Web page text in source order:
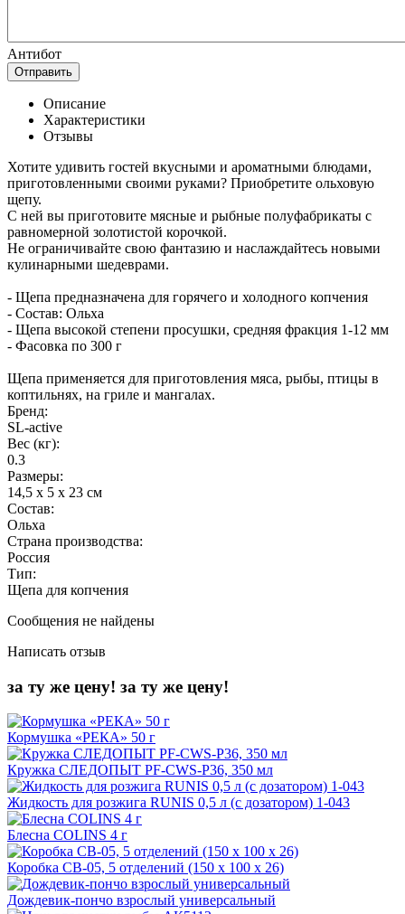
Антибот
Отправить
Описание
Характеристики
Отзывы
Хотите удивить гостей вкусными и ароматными блюдами,
приготовленными своими руками? Приобретите ольховую
щепу.
С ней вы приготовите мясные и рыбные полуфабрикаты с
равномерной золотистой корочкой.
Не ограничивайте свою фантазию и наслаждайтесь новыми
кулинарными шедеврами.
- Щепа предназначена для горячего и холодного копчения
- Состав: Ольха
- Щепа высокой степени просушки, средняя фракция 1-12 мм
- Фасовка по 300 г
Щепа применяется для приготовления мяса, рыбы, птицы в
коптильнях, на гриле и мангалах.
Бренд:
SL-active
Вес (кг):
0.3
Размеры:
14,5 х 5 х 23 см
Состав:
Ольха
Страна производства:
Россия
Тип:
Щепа для копчения
Сообщения не найдены
Написать отзыв
за ту же цену! за ту же цену!
Кормушка «РЕКА» 50 г
Кружка СЛЕДОПЫТ PF-CWS-P36, 350 мл
Жидкость для розжига RUNIS 0,5 л (с дозатором) 1-043
Блесна COLINS 4 г
Коробка СВ-05, 5 отделений (150 х 100 х 26)
Дождевик-пончо взрослый универсальный